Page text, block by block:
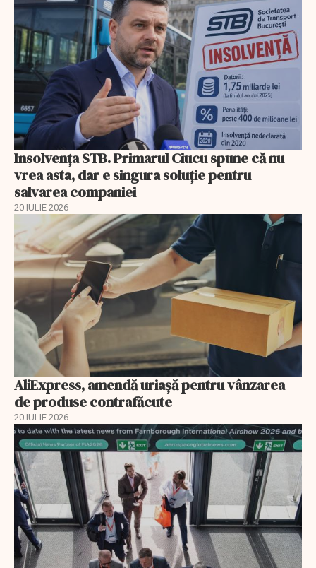
Insolvenţa STB. Primarul Ciucu spune că nu
vrea asta, dar e singura soluţie pentru
salvarea companiei
20 IULIE 2026
AliExpress, amendă uriaşă pentru vânzarea
de produse contrafăcute
20 IULIE 2026